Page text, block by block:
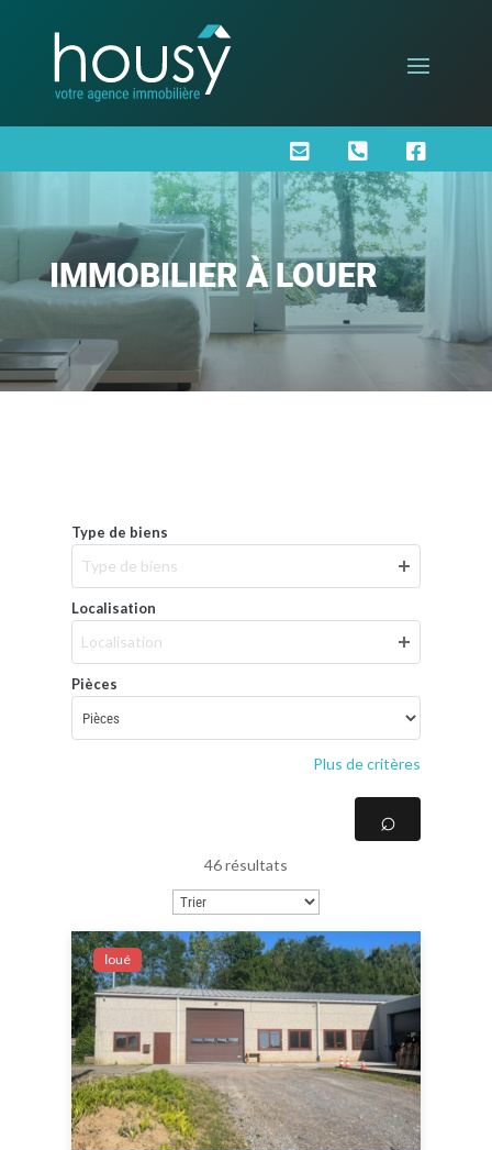
  
IMMOBILIER À LOUER
Type de biens
Type de biens
Localisation
Localisation
Pièces
Plus de critères
46 résultats
Ιoué